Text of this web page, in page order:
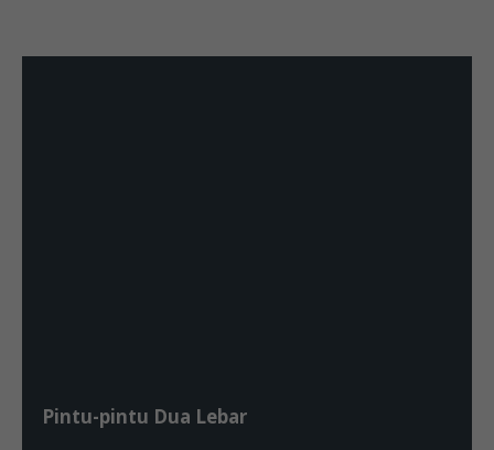
Pintu-pintu Dua Lebar